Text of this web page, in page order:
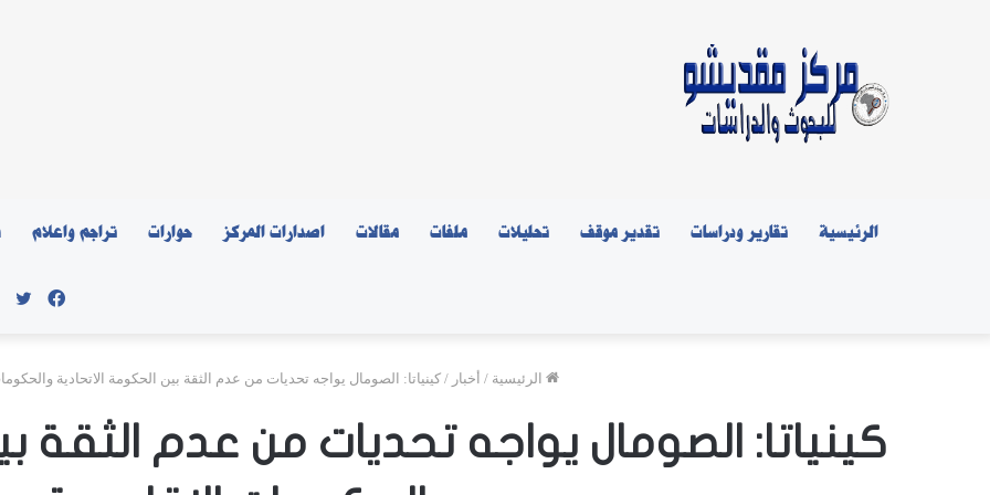
الرئيسية تقارير ودراسات تقدير موقف تحليلات ملفات مقالات اصدارات المركز حوارات تراجم واعلام
الرئيسية / أخبار / كينياتا: الصومال يواجه تحديات من عدم الثقة بين الحكومة الاتحادية
كينياتا: الصومال يواجه تحديات من عدم الثقة